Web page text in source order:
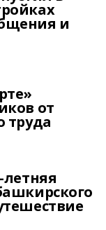
и
от
труда
летняя